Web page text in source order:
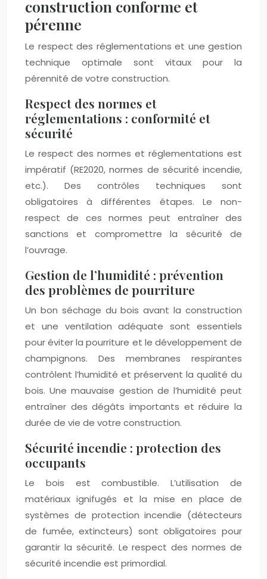
construction conforme et
pérenne
Le respect des réglementations et une gestion
technique optimale sont vitaux pour la
pérennité de votre construction.
Respect des normes et
réglementations : conformité et
sécurité
Le respect des normes et réglementations est
impératif (RE2020, normes de sécurité incendie,
etc.). Des contrôles techniques sont
obligatoires à différentes étapes. Le non-
respect de ces normes peut entraîner des
sanctions et compromettre la sécurité de
l’ouvrage.
Gestion de l’humidité : prévention
des problèmes de pourriture
Un bon séchage du bois avant la construction
et une ventilation adéquate sont essentiels
pour éviter la pourriture et le développement de
champignons. Des membranes respirantes
contrôlent l’humidité et préservent la qualité du
bois. Une mauvaise gestion de l’humidité peut
entraîner des dégâts importants et réduire la
durée de vie de votre construction.
Sécurité incendie : protection des
occupants
Le bois est combustible. L’utilisation de
matériaux ignifugés et la mise en place de
systèmes de protection incendie (détecteurs
de fumée, extincteurs) sont obligatoires pour
garantir la sécurité. Le respect des normes de
sécurité incendie est primordial.